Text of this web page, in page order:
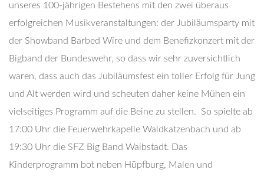
unseres 100-jährigen Bestehens mit den zwei überaus
erfolgreichen Musikveranstaltungen: der Jubiläumsparty mit
der Showband Barbed Wire und dem Benefizkonzert mit der
Bigband der Bundeswehr, so dass wir sehr zuversichtlich
waren, dass auch das Jubiläumsfest ein toller Erfolg für Jung
und Alt werden wird und scheuten daher keine Mühen ein
vielseitiges Programm auf die Beine zu stellen. So spielte ab
17:00 Uhr die Feuerwehrkapelle Waldkatzenbach und ab
19:30 Uhr die SFZ Big Band Waibstadt. Das
Kinderprogramm bot neben Hüpfburg, Malen und